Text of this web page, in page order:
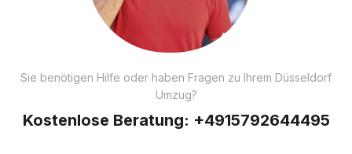
Sie benötigen Hilfe oder haben Fragen zu Ihrem Düsseldorf
Umzug?
Kostenlose Beratung: +4915792644495